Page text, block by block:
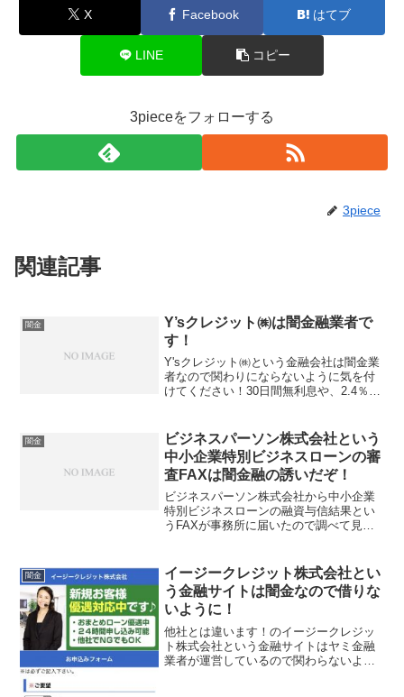
X Facebook はてブ
LINE コピー
3pieceをフォローする
3piece
関連記事
闇金
Y’sクレジット㈱は闇金融業者で
す！
Y'sクレジット㈱という金融会社は闇金業
者なので関わりにならないように気を付
けてください！30日間無利息や、2.4％～
い事ばっかり書いていますが、すべてウ
ソです...
闇金
ビジネスパーソン株式会社という
中小企業特別ビジネスローンの審
査FAXは闇金融の誘いだぞ！
ビジネスパーソン株式会社から中小企業
特別ビジネスローンの融資与信結果とい
うFAXが事務所に届いたので調べて見た
いね！500万円~3000万円以内を1.03％
で、来店不要...
闇金
イージークレジット株式会社とい
う金融サイトは闇金なので借りな
いように！
他社とは違います！のイージークレジッ
ト株式会社という金融サイトはヤミ金融
業者が運営しているので関わらないよう